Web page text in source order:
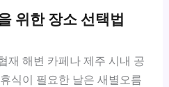
위한 장소 선택법
재 해변 카페나 제주 시내 공
식이 필요한 날은 새별오름